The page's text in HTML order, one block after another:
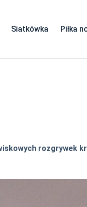
Siatkówka Piłka
rozgrywek